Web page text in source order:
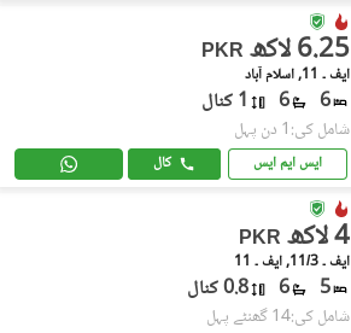
PKR 6.25 لاکھ
ایف ۔ 11, اسلام آباد
6
6 1 کنال
شامل کی:1 دن پہل
ایس ایم ایس کال
PKR 4 لاکھ
ایف ۔ 11/3, ایف ۔ 11
5
6 0.8 کنال
شامل کی:14 گھنٹے پہل